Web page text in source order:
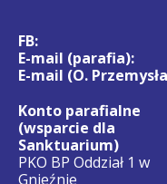
FB:
E-mail (parafia):
E-mail (O.
Konto parafialne
(wsparcie dla
Sanktuarium)
PKO BP Oddział 1 w
Gnieźnie